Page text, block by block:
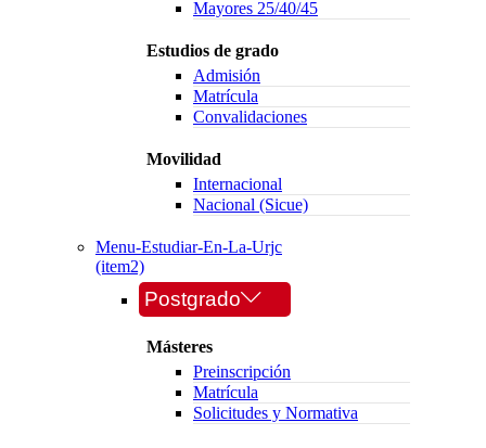
Mayores 25/40/45
Estudios de grado
Admisión
Matrícula
Convalidaciones
Movilidad
Internacional
Nacional (Sicue)
Menu-Estudiar-En-La-Urjc
(item2)
Postgrado
Másteres
Preinscripción
Matrícula
Solicitudes y Normativa